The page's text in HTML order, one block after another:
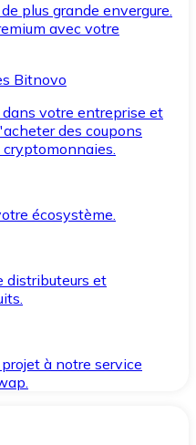
plus grande envergure.
avec votre
Bitnovo
votre entreprise et
des coupons
écosystème.
distributeurs et
à notre service